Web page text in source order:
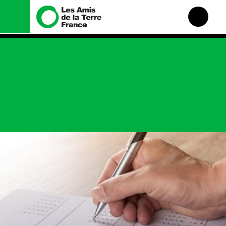
fonctionnement
Je soutiens les Amis de la
Gaz au Mozambique, la
violence TOTAL(e)
Nos autres campagnes
Agir
Faire un don
Nos thématiques
Climat – Énergie